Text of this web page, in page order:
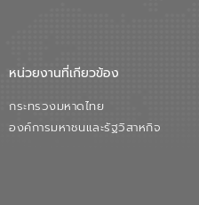
หน่วยงานที่เกียวข้อง
กระทรวงมหาดไทย
องค์การมหาชนและรัฐวิสาหกิจ